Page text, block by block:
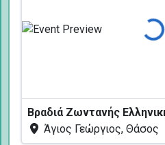
Φόρτωση...
Άγιος Γεώργιος, Θάσος